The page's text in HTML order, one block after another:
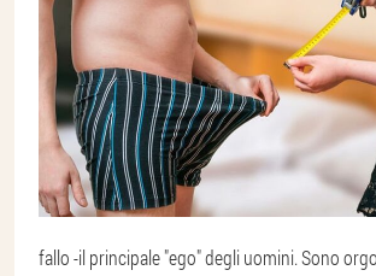
fallo -il principale "ego" degli uomini. Sono